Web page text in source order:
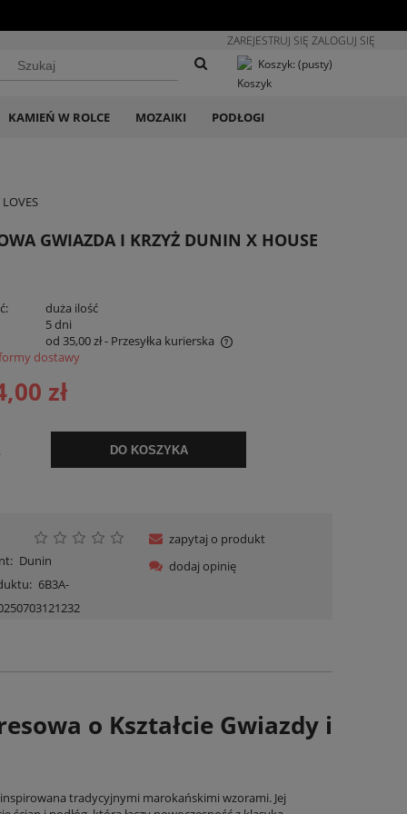
ZAREJESTRUJ SIĘ ZALOGUJ SIĘ
Koszyk: (pusty)
KAMIEŃ W ROLCE MOZAIKI PODŁOGI
GWIAZDA I KRZYŻ DUNIN X HOUSE
duża ilość
5 dni
od 35,00 zł- Przesyłka kurierska
nie zawiera ewentualnych kosztów
dostawy
zł
DO KOSZYKA
Dunin
6B3A-
zapytaj o produkt
dodaj opinię
o Kształcie Gwiazdy i
tradycyjnymi marokańskimi wzorami. Jej